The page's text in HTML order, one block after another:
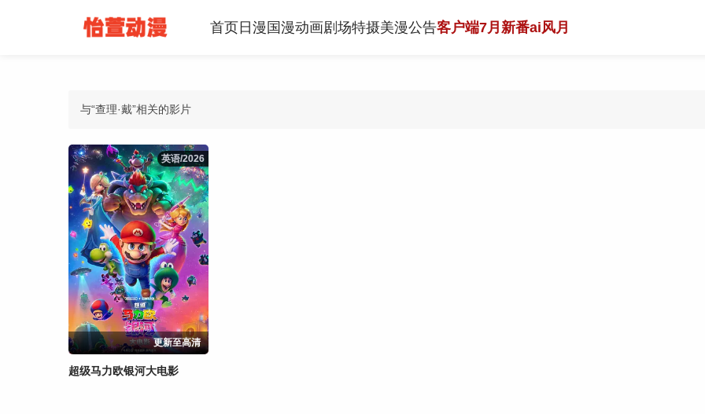
首页日漫 国漫动画剧场特摄美漫公告客户端7月新番ai风月
与“查理·戴”相关的影片
英语/2026
英语/2026
更新至高清
超级马力欧银河大电影